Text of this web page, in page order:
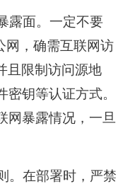
露面。一定不要
网，确需互联网访
且限制访问源地
钥等认证方式。
网暴露情况，一旦
。在部署时，严禁